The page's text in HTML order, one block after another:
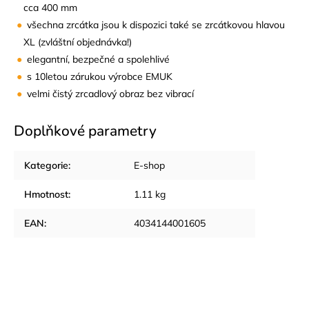
cca 400 mm
všechna zrcátka jsou k dispozici také se zrcátkovou hlavou
XL (zvláštní objednávka!)
elegantní, bezpečné a spolehlivé
s 10letou zárukou výrobce EMUK
velmi čistý zrcadlový obraz bez vibrací
Doplňkové parametry
Kategorie: E-shop
Hmotnost: 1.11 kg
EAN: 4034144001605